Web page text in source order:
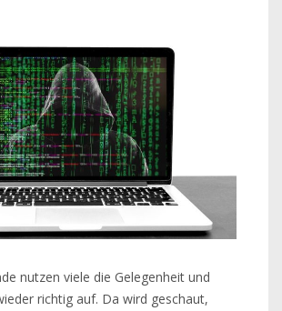
nutzen viele die Gelegenheit und
richtig auf. Da wird geschaut,